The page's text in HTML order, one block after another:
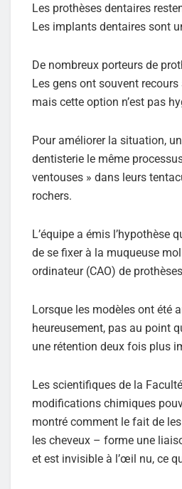
Les prothèses dentaires
Les implants dentaires sont
De nombreux porteurs de
Les gens ont souvent
mais cette option n’est pas
Pour améliorer la situation,
dentisterie le même
ventouses » dans leurs
rochers.
L’équipe a émis l’hypothèse
de se fixer à la muqueuse
ordinateur (CAO) de
Lorsque les modèles ont été
heureusement, pas au point
une rétention deux fois plus
Les scientifiques de la
modifications chimiques
montré comment le fait de
les cheveux – forme une
et est invisible à l’œil nu, ce